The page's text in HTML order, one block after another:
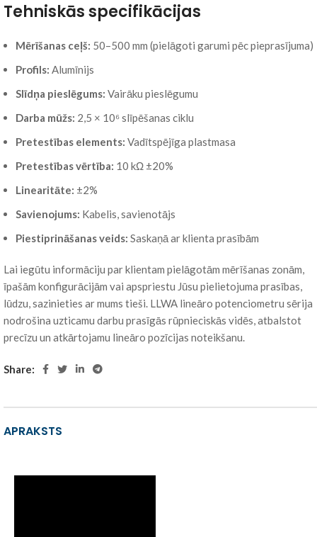
Tehniskās specifikācijas
Mērīšanas ceļš: 50–500 mm (pielāgoti garumi pēc pieprasījuma)
Profils: Alumīnijs
Slīdņa pieslēgums: Vairāku pieslēgumu
Darba mūžs: 2,5 × 10⁶ slīpēšanas ciklu
Pretestības elements: Vadītspējīga plastmasa
Pretestības vērtība: 10 kΩ ±20%
Linearitāte: ±2%
Savienojums: Kabelis, savienotājs
Piestiprināšanas veids: Saskaņā ar klienta prasībām
Lai iegūtu informāciju par klientam pielāgotām mērīšanas zonām,
īpašām konfigurācijām vai apspriestu Jūsu pielietojuma prasības,
lūdzu, sazinieties ar mums tieši. LLWA lineāro potenciometru sērija
nodrošina uzticamu darbu prasīgās rūpnieciskās vidēs, atbalstot
precīzu un atkārtojamu lineāro pozīcijas noteikšanu.
Share:
APRAKSTS